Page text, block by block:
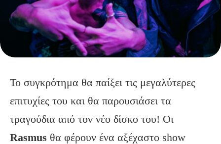
Το συγκρότημα θα παίξει τις μεγαλύτερες
επιτυχίες του και θα παρουσιάσει τα
τραγούδια από τον νέο δίσκο του! Οι
Rasmus θα φέρουν ένα αξέχαστο show